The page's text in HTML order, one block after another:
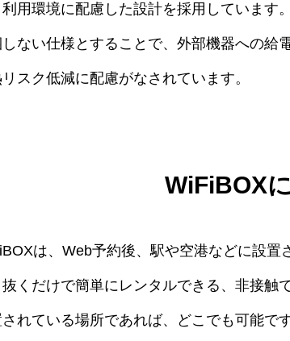
利用環境に配慮した設計を採用しています
しない仕様とすることで、外部機器への給
スク低減に配慮がなされています。
WiFiBOX
は、Web予約後、駅や空港などに設置
抜くだけで簡単にレンタルできる、非接触
れている場所であれば、どこでも可能です